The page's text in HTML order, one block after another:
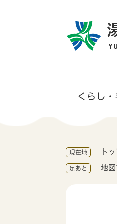
くらし・
現在地 ト
足あと 地図